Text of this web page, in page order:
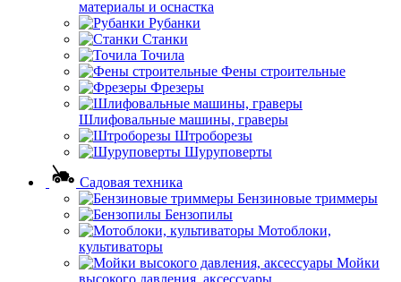
материалы и оснастка
Рубанки
Станки
Точила
Фены строительные
Фрезеры
Шлифовальные машины, граверы
Штроборезы
Шуруповерты
Садовая техника
Бензиновые триммеры
Бензопилы
Мотоблоки,
культиваторы
Мойки
высокого давления, аксессуары